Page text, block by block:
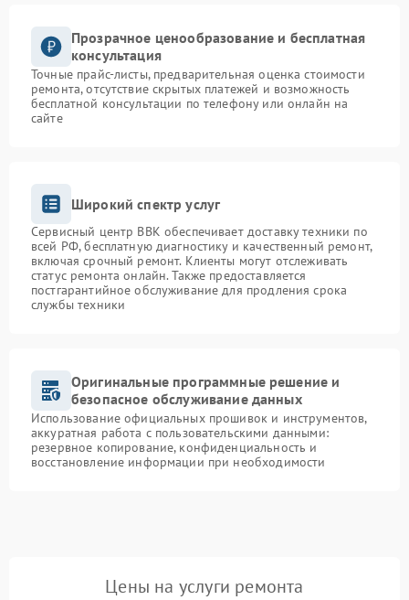
Прозрачное ценообразование и бесплатная
консультация
Точные прайс-листы, предварительная оценка стоимости
ремонта, отсутствие скрытых платежей и возможность
бесплатной консультации по телефону или онлайн на
сайте
Широкий спектр услуг
Сервисный центр BBK обеспечивает доставку техники по
всей РФ, бесплатную диагностику и качественный ремонт,
включая срочный ремонт. Клиенты могут отслеживать
статус ремонта онлайн. Также предоставляется
постгарантийное обслуживание для продления срока
службы техники
Оригинальные программные решение и
безопасное обслуживание данных
Использование официальных прошивок и инструментов,
аккуратная работа с пользовательскими данными:
резервное копирование, конфиденциальность и
восстановление информации при необходимости
Цены на услуги ремонта